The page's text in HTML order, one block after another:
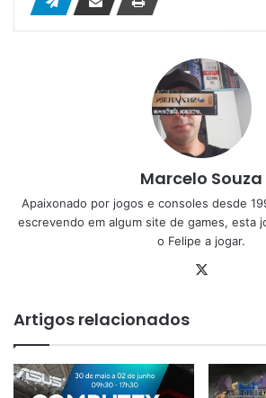
Marcelo Souza
Apaixonado por jogos e consoles desde
escrevendo em algum site de games, esta
o Felipe a jogar.
Artigos relacionados